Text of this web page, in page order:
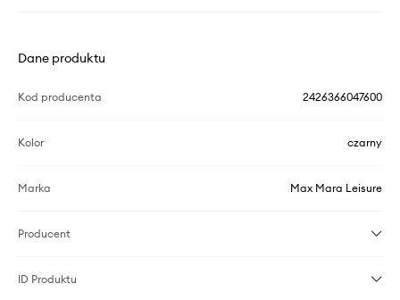
Dane produktu
Kod producenta 2426366047600
Kolor czarny
Marka Max Mara Leisure
Producent
ID Produktu